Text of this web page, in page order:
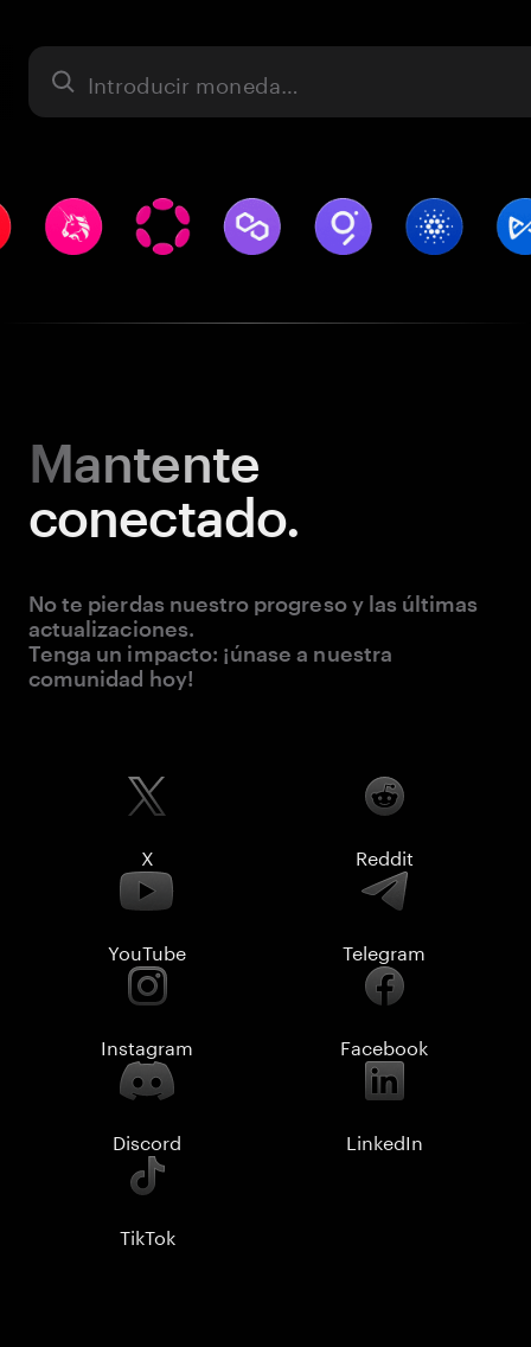
Activo
Mantente
conectado.
No te pierdas nuestro progreso y las últimas
actualizaciones.
Tenga un impacto: ¡únase a nuestra
comunidad hoy!
X Reddit
YouTube Telegram
Instagram Facebook
Discord LinkedIn
TikTok